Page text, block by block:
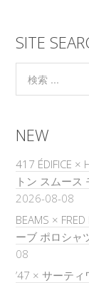
SITE
NEW
417 ÉDIFICE ×
トン スムース
2026-08-08
BEAMS ×
ーブ ポロシャ
08
’47 × サーテ